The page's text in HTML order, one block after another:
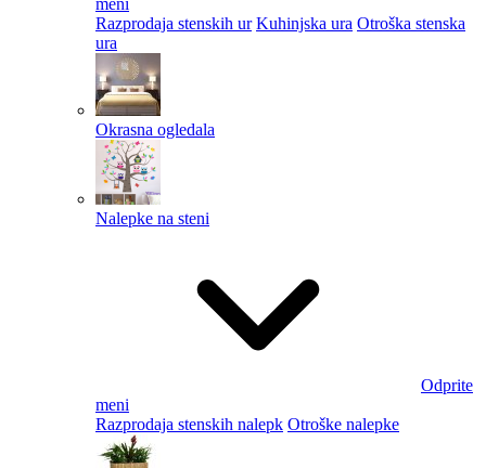
meni
Razprodaja stenskih ur Kuhinjska ura Otroška stenska
ura
Okrasna ogledala
Nalepke na steni
Odprite
meni
Razprodaja stenskih nalepk Otroške nalepke